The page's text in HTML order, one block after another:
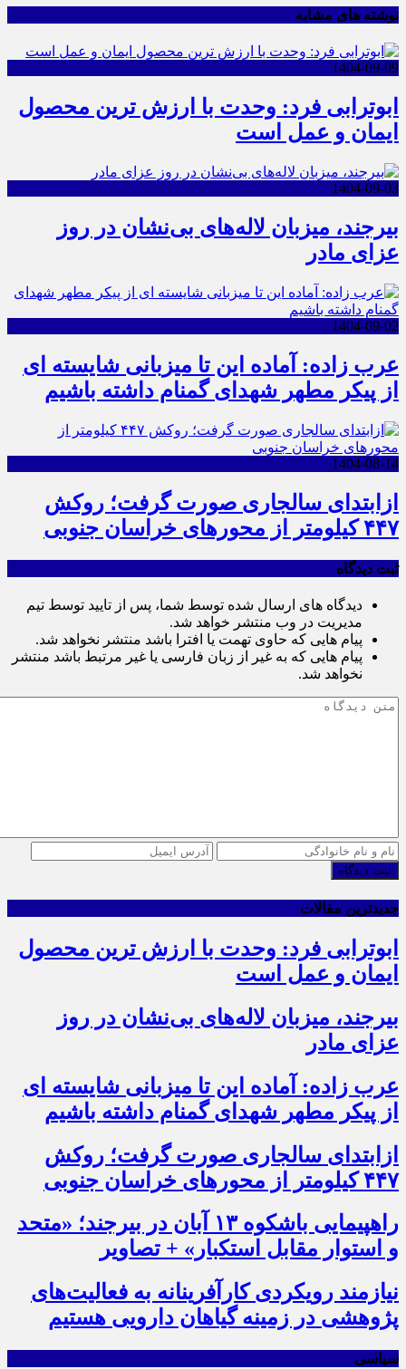
نوشته های مشابه
1404-09-09
ابوترابی فرد: وحدت با ارزش ترین محصول
ایمان و عمل است
1404-09-03
بیرجند، میزبان لاله‌های بی‌نشان در روز
عزای مادر
1404-09-02
عرب زاده: آماده این تا میزبانی شایسته ای
از پیکر مطهر شهدای گمنام داشته باشیم
1404-08-14
ازابتدای سالجاری صورت گرفت؛ روکش
۴۴۷ کیلومتر از محورهای خراسان جنوبی
ثبت دیدگاه
دیدگاه های ارسال شده توسط شما، پس از تایید توسط تیم
مدیریت در وب منتشر خواهد شد.
پیام هایی که حاوی تهمت یا افترا باشد منتشر نخواهد شد.
پیام هایی که به غیر از زبان فارسی یا غیر مرتبط باشد منتشر
نخواهد شد.
ثبت دیدگاه
جدیدترین مقالات
ابوترابی فرد: وحدت با ارزش ترین محصول
ایمان و عمل است
بیرجند، میزبان لاله‌های بی‌نشان در روز
عزای مادر
عرب زاده: آماده این تا میزبانی شایسته ای
از پیکر مطهر شهدای گمنام داشته باشیم
ازابتدای سالجاری صورت گرفت؛ روکش
۴۴۷ کیلومتر از محورهای خراسان جنوبی
راهپیمایی باشکوه ۱۳ آبان در بیرجند؛ «متحد
و استوار مقابل استکبار» + تصاویر
نیازمند رویکردی کارآفرینانه به فعالیت‌های
پژوهشی در زمینه گیاهان دارویی هستیم
سیاسی